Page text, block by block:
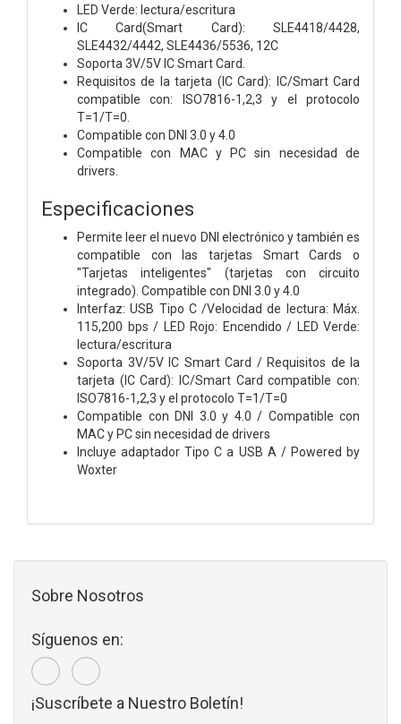
LED Verde: lectura/escritura
IC Card(Smart Card): SLE4418/4428,
SLE4432/4442, SLE4436/5536, 12C
Soporta 3V/5V IC Smart Card.
Requisitos de la tarjeta (IC Card): IC/Smart Card
compatible con: ISO7816-1,2,3 y el protocolo
T=1/T=0.
Compatible con DNI 3.0 y 4.0
Compatible con MAC y PC sin necesidad de
drivers.
Especificaciones
Permite leer el nuevo DNI electrónico y también es
compatible con las tarjetas Smart Cards o
"Tarjetas inteligentes" (tarjetas con circuito
integrado). Compatible con DNI 3.0 y 4.0
Interfaz: USB Tipo C /Velocidad de lectura: Máx.
115,200 bps / LED Rojo: Encendido / LED Verde:
lectura/escritura
Soporta 3V/5V IC Smart Card / Requisitos de la
tarjeta (IC Card): IC/Smart Card compatible con:
ISO7816-1,2,3 y el protocolo T=1/T=0
Compatible con DNI 3.0 y 4.0 / Compatible con
MAC y PC sin necesidad de drivers
Incluye adaptador Tipo C a USB A / Powered by
Woxter
Sobre Nosotros
Síguenos en:
¡Suscríbete a Nuestro Boletín!